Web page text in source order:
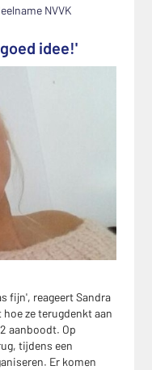
NVVK
idee!'
fijn', reageert Sandra
ze terugdenkt aan
aanboodt. Op
tijdens een
Er komen